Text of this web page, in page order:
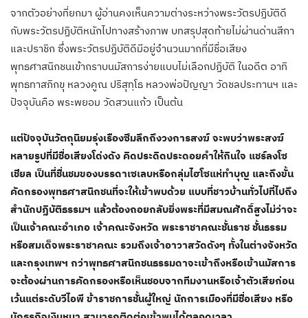
จากตัวอย่างที่ยกมา ผู้อ่านคงเห็นความต่างระหว่างพระวัตรปฏิบัติดี
กับพระวัตรปฏิบัติหนักไปทางสร้างภาพ บทสรุปสุดท้ายไม่ผ่านด่านสีกา
และปราชิก ซึ่งพระวัตรปฏิบัติดีมีอยู่จำนวนมากที่มีชื่อเสียง
พุทธศาสนิกชนเข้ากราบนมัสการง่ายแบบไม่เลือกปฏิบัติ ในอดีต อาทิ
พุทธทาสภิกขุ หลวงคูณ ปริสุทฺโธ หลวงพ่อปัญญา วัดชลประทานฯ และ
ปัจจุบันคือ พระพยอม วัดสวนแก้ว เป็นต้น
แต่ปัจจุบันวัตถุนิยมรุ่งเรืองซึมลึกถึงวงการสงฆ์ จะพบว่าพระสงฆ์
หลายรูปที่มีชื่อเสียงโด่งดัง คิดประดิดประดอยคำให้กินใจ แชร์ลงโซ
เชียล เป็นที่ชื่นชมของบรรดาเซเลบหรือกลุ่มไฮโซแห่ทำบุญ และถึงขั้น
คัดกรองพุทธศาสนิกชนที่จะให้เข้าพบด้วย แบบที่ชาวบ้านทั่วไปที่ไปถึง
สำนักปฏิบัติธรรมฯ แล้วต้องถอยกลับยิ่งพระที่มีสมณศักดิ์สูงไม่ว่าจะ
เป็นเจ้าคณะอำเภอ เจ้าคณะจังหวัด พระราชาคณะชั้นราช ชั้นธรรม
หรือสมเด็จพระราชาคณะ รวมถึงเจ้าอาวาสวัดดังๆ ทั้งในต่างจังหวัด
และกรุงเทพฯ กว่าพุทธศาสนิกชนธรรมดาจะเข้าถึงหรือเข้านมัสการ
จะต้องผ่านการคัดกรองหรือเห็นชอบจากทีมงานหรือเจ้าตัวเสียก่อน
เว้นแต่ระดับวีไอพี ข้าราชการชั้นผู้ใหญ่ นักการเมืองที่มีชื่อเสียง หรือ